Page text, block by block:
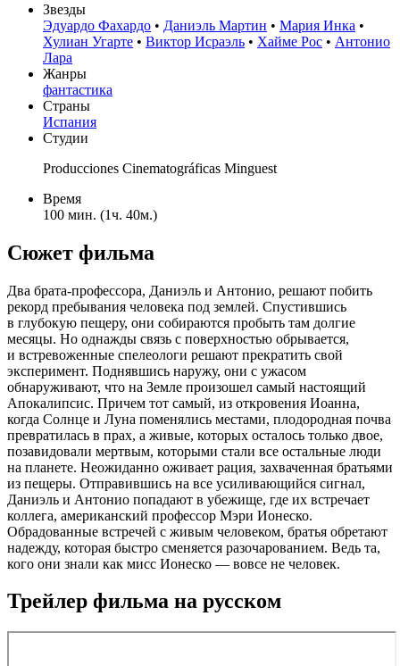
Звезды
Эдуардо Фахардо • Даниэль Мартин • Мария Инка •
Хулиан Угарте • Виктор Исраэль • Хайме Рос • Антонио
Лара
Жанры
фантастика
Страны
Испания
Студии
Producciones Cinematográficas Minguest
Время
100 мин. (1ч. 40м.)
Сюжет фильма
Два брата-профессора, Даниэль и Антонио, решают побить
рекорд пребывания человека под землей. Спустившись
в глубокую пещеру, они собираются пробыть там долгие
месяцы. Но однажды связь с поверхностью обрывается,
и встревоженные спелеологи решают прекратить свой
эксперимент. Поднявшись наружу, они с ужасом
обнаруживают, что на Земле произошел самый настоящий
Апокалипсис. Причем тот самый, из откровения Иоанна,
когда Солнце и Луна поменялись местами, плодородная почва
превратилась в прах, а живые, которых осталось только двое,
позавидовали мертвым, которыми стали все остальные люди
на планете. Неожиданно оживает рация, захваченная братьями
из пещеры. Отправившись на все усиливающийся сигнал,
Даниэль и Антонио попадают в убежище, где их встречает
коллега, американский профессор Мэри Ионеско.
Обрадованные встречей с живым человеком, братья обретают
надежду, которая быстро сменяется разочарованием. Ведь та,
кого они знали как мисс Ионеско — вовсе не человек.
Трейлер фильма на русском